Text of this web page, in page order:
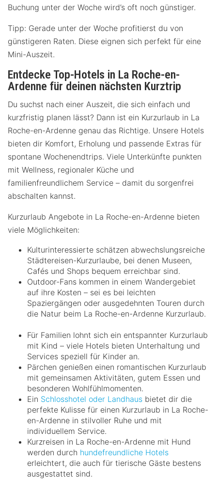
Buchung unter der Woche wird’s oft noch günstiger.
Tipp: Gerade unter der Woche profitierst du von
günstigeren Raten. Diese eignen sich perfekt für eine
Mini-Auszeit.
Entdecke Top-Hotels in La Roche-en-
Ardenne für deinen nächsten Kurztrip
Du suchst nach einer Auszeit, die sich einfach und
kurzfristig planen lässt? Dann ist ein Kurzurlaub in La
Roche-en-Ardenne genau das Richtige. Unsere Hotels
bieten dir Komfort, Erholung und passende Extras für
spontane Wochenendtrips. Viele Unterkünfte punkten
mit Wellness, regionaler Küche und
familienfreundlichem Service – damit du sorgenfrei
abschalten kannst.
Kurzurlaub Angebote in La Roche-en-Ardenne bieten
viele Möglichkeiten:
Kulturinteressierte schätzen abwechslungsreiche
Städtereisen-Kurzurlaube, bei denen Museen,
Cafés und Shops bequem erreichbar sind.
Outdoor-Fans kommen in einem Wandergebiet
auf ihre Kosten – sei es bei leichten
Spaziergängen oder ausgedehnten Touren durch
die Natur beim La Roche-en-Ardenne Kurzurlaub.
Für Familien lohnt sich ein entspannter Kurzurlaub
mit Kind – viele Hotels bieten Unterhaltung und
Services speziell für Kinder an.
Pärchen genießen einen romantischen Kurzurlaub
mit gemeinsamen Aktivitäten, gutem Essen und
besonderen Wohlfühlmomenten.
Ein Schlosshotel oder Landhaus bietet dir die
perfekte Kulisse für einen Kurzurlaub in La Roche-
en-Ardenne in stilvoller Ruhe und mit
individuellem Service.
Kurzreisen in La Roche-en-Ardenne mit Hund
werden durch hundefreundliche Hotels
erleichtert, die auch für tierische Gäste bestens
ausgestattet sind.